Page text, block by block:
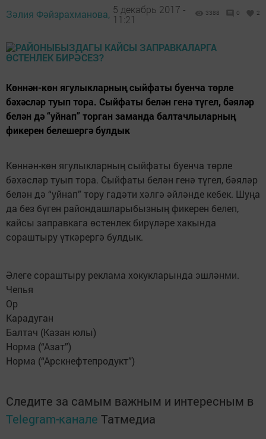
Зәлия Фәйзрахманова, 5 декабрь 2017 -
11:21
3388 0 2
Көннән-көн ягулыкларның сыйфаты буенча төрле
бәхәсләр туып тора. Сыйфаты белән генә түгел, бәяләр
белән дә “уйнап” торган заманда балтачлыларның
фикерен белешергә булдык
Көннән-көн ягулыкларның сыйфаты буенча төрле
бәхәсләр туып тора. Сыйфаты белән генә түгел, бәяләр
белән дә “уйнап” тору гадәти хәлгә әйләнде кебек. Шуңа
да без бүген райондашларыбызның фикерен белеп,
кайсы заправкага өстенлек бирүләре хакында
сораштыру үткәрергә булдык.
Әлеге сораштыру реклама хокукларында эшләнми.
Чепья
Ор
Карадуган
Балтач (Казан юлы)
Норма (“Азат”)
Норма (“Арскнефтепродукт”)
Следите за самым важным и интересным в
Telegram-канале Татмедиа